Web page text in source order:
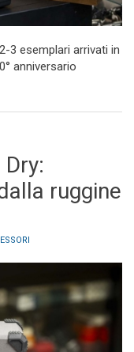
3 esemplari arrivati in
anniversario
ruggine